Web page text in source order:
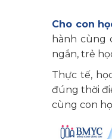
Cho con
hành cùng
ngắn, trẻ
Thực tế,
đúng thời
cùng con